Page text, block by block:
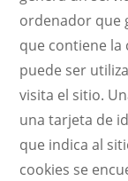
ordenador que
que contiene la
puede ser
visita el sitio.
una tarjeta de
que indica al
cookies se